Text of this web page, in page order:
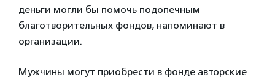
деньги могли бы помочь подопечным
благотворительных фондов, напоминают в
организации.
Мужчины могут приобрести в фонде авторские